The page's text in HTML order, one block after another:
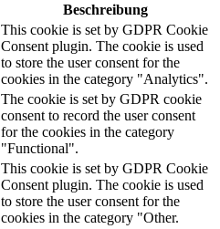
Beschreibung
This cookie is set by GDPR Cookie
Consent plugin. The cookie is used
to store the user consent for the
cookies in the category "Analytics".
The cookie is set by GDPR cookie
consent to record the user consent
for the cookies in the category
"Functional".
This cookie is set by GDPR Cookie
Consent plugin. The cookie is used
to store the user consent for the
cookies in the category "Other.